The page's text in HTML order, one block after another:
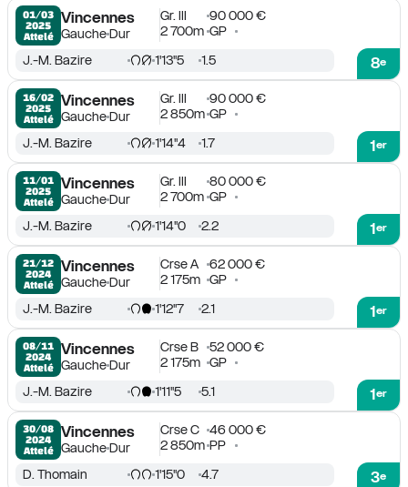
01/03
2025
Attelé
Vincennes
GaucheDur
Gr. III
90 000 €
2 700m GP
8e
J.-M. Bazire 1'13''5 1.5
16/02
2025
Attelé
Vincennes
GaucheDur
Gr. III
90 000 €
2 850m GP
1er
J.-M. Bazire 1'14''4 1.7
11/01
2025
Attelé
Vincennes
GaucheDur
Gr. III
80 000 €
2 700m GP
1er
J.-M. Bazire 1'14''0 2.2
21/12
2024
Attelé
Vincennes
GaucheDur
Crse A
62 000 €
2 175m GP
1er
J.-M. Bazire 1'12''7 2.1
08/11
2024
Attelé
Vincennes
GaucheDur
Crse B
52 000 €
2 175m GP
1er
J.-M. Bazire 1'11''5 5.1
30/08
2024
Attelé
Vincennes
GaucheDur
Crse C
46 000 €
2 850m PP
3e
D. Thomain 1'15''0 4.7